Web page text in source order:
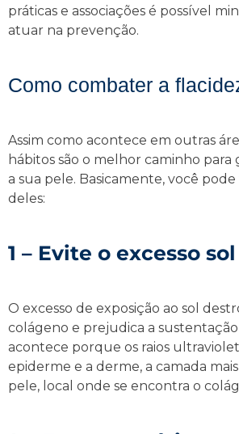
práticas e associações é possível
atuar na prevenção.
Como combater a
Assim como acontece em outras
hábitos são o melhor caminho para
a sua pele. Basicamente, você
deles:
1 – Evite o excesso sol
O excesso de exposição ao sol
colágeno e prejudica a sustentação
acontece porque os raios
epiderme e a derme, a camada
pele, local onde se encontra o